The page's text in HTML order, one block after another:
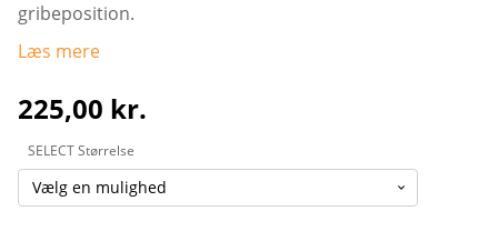
gribeposition.
Læs mere
225,00 kr.
SELECT Størrelse